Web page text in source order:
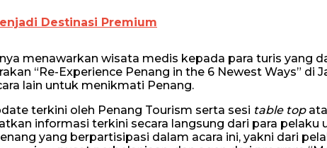
Destinasi Premium
menawarkan wisata medis kepada para turis yang
“Re-Experience Penang in the 6 Newest Ways” di
lain untuk menikmati Penang.
terkini oleh Penang Tourism serta sesi table top
informasi terkini secara langsung dari para pelaku
yang berpartisipasi dalam acara ini, yakni dari